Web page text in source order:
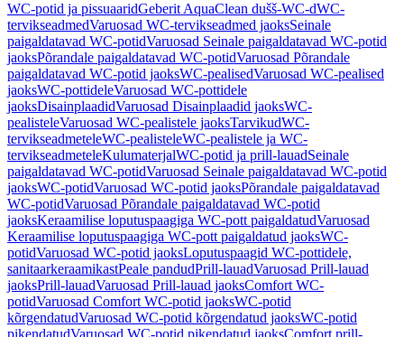
WC-potid ja pissuaaridGeberit AquaClean dušš-WC-dWC-
tervikseadmedVaruosad WC-tervikseadmed jaoksSeinale
paigaldatavad WC-potidVaruosad Seinale paigaldatavad WC-potid
jaoksPõrandale paigaldatavad WC-potidVaruosad Põrandale
paigaldatavad WC-potid jaoksWC-pealisedVaruosad WC-pealised
jaoksWC-pottideleVaruosad WC-pottidele
jaoksDisainplaadidVaruosad Disainplaadid jaoksWC-
pealisteleVaruosad WC-pealistele jaoksTarvikudWC-
tervikseadmeteleWC-pealisteleWC-pealistele ja WC-
tervikseadmeteleKulumaterjalWC-potid ja prill-lauadSeinale
paigaldatavad WC-potidVaruosad Seinale paigaldatavad WC-potid
jaoksWC-potidVaruosad WC-potid jaoksPõrandale paigaldatavad
WC-potidVaruosad Põrandale paigaldatavad WC-potid
jaoksKeraamilise loputuspaagiga WC-pott paigaldatudVaruosad
Keraamilise loputuspaagiga WC-pott paigaldatud jaoksWC-
potidVaruosad WC-potid jaoksLoputuspaagid WC-pottidele,
sanitaarkeraamikastPeale pandudPrill-lauadVaruosad Prill-lauad
jaoksPrill-lauadVaruosad Prill-lauad jaoksComfort WC-
potidVaruosad Comfort WC-potid jaoksWC-potid
kõrgendatudVaruosad WC-potid kõrgendatud jaoksWC-potid
pikendatudVaruosad WC-potid pikendatud jaoksComfort prill-